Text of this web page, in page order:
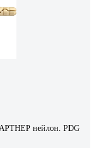
нейлон. PDG